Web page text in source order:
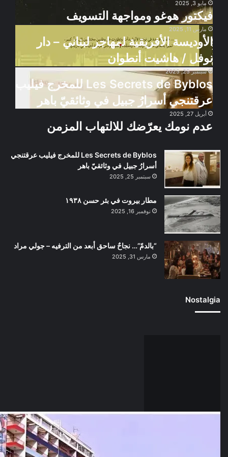
لـ
خديجة
عاشور
–
عن
الدار
العربية
للعلوم
ناشرون
فيكتور
هوغو
ومواجهة
التسويف
مايو 3, 2025
فيكتور هوغو ومواجهة التسويف
الأوديسة
الأفريقية
لمهاجر
لبناني
–
دار
نوفل
/
هاشيت
أنطوان
مارس 11, 2025
الأوديسة الأفريقية لمهاجر لبناني – دار
نوفل / هاشيت أنطوان
Les
Secrets
de
Byblos
للمخرج
فيليب
جبيل
في
وثائقيّ
باهر
سبتمبر 25, 2025
Les Secrets de Byblos للمخرج فيليب
عرقتنجي أسرارُ جبيل في وثائقيّ باهر
عدم
نومك
يعرّضك
المزمن
أبريل 27, 2025
عدم نومك يعرّضك للالتهاب المزمن
Les Secrets de Byblos للمخرج فيليب عرقتنجي
أسرارُ جبيل في وثائقيّ باهر
سبتمبر 25, 2025
مطار بيروت في بئر حسن ١٩٣٨
نوفمبر 16, 2025
“بالدمّ”… نجاحٌ ساحق أبعد من الترفيه – جولي مراد
مارس 31, 2025
Nostalgia